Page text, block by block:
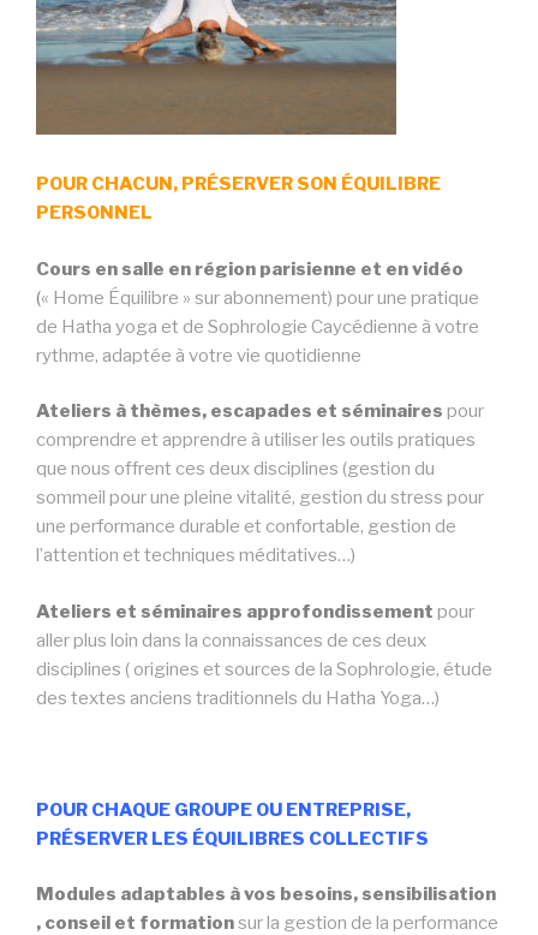
POUR CHACUN, PRÉSERVER SON ÉQUILIBRE
PERSONNEL
Cours en salle en région parisienne et en vidéo
(« Home Équilibre » sur abonnement) pour une pratique
de Hatha yoga et de Sophrologie Caycédienne à votre
rythme, adaptée à votre vie quotidienne
Ateliers à thèmes, escapades et séminaires pour
comprendre et apprendre à utiliser les outils pratiques
que nous offrent ces deux disciplines (gestion du
sommeil pour une pleine vitalité, gestion du stress pour
une performance durable et confortable, gestion de
l’attention et techniques méditatives…)
Ateliers et séminaires approfondissement pour
aller plus loin dans la connaissances de ces deux
disciplines ( origines et sources de la Sophrologie, étude
des textes anciens traditionnels du Hatha Yoga…)
POUR CHAQUE GROUPE OU ENTREPRISE,
PRÉSERVER LES ÉQUILIBRES COLLECTIFS
Modules adaptables à vos besoins, sensibilisation
, conseil et formationsur la gestion de la performance